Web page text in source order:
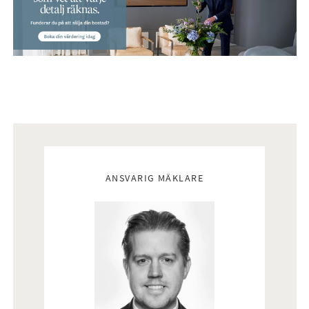
stilrena färgval i sann nyproduktionsanda. Här finns wc,
handfat med kommod, spegelskåp samt dusch. Badrummet
är även utrustat med tvättmaskin och torktumlare med
samma enhetliga parkett som i övriga bostaden.
Vardagsrummet ligger i öppen planlösning mot köket och
erbjuder en rymlig och social yta med plats för både
soffgrupp och matbord. Stora fönster i två väderstreck ger ett
fint ljusinsläpp, och härifrån nås även den generösa
ANSVARIG MÄKLARE